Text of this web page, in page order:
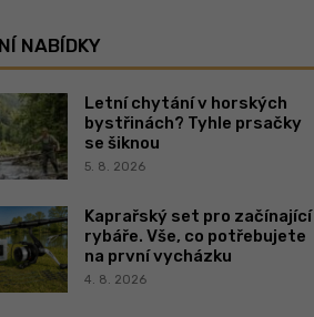
NABÍDKY
Letní chytání v horských
bystřinách? Tyhle prsačky
se šiknou
5. 8. 2026
Kaprařský set pro začínající
rybáře. Vše, co potřebujete
na první vycházku
4. 8. 2026